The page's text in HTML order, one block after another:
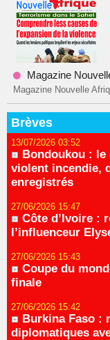
Magazine
Magazine Nouvelle
Brèves
13/07/2026 03:52
Bondoukou : le
violent incendie,
enregistrés
27/06/2026 15:47
Côte d’Ivoire :
l’influenceur
27/06/2026 15:43
Coupe du
finale
27/06/2026 15:42
Burkina Faso :
diplomatiques